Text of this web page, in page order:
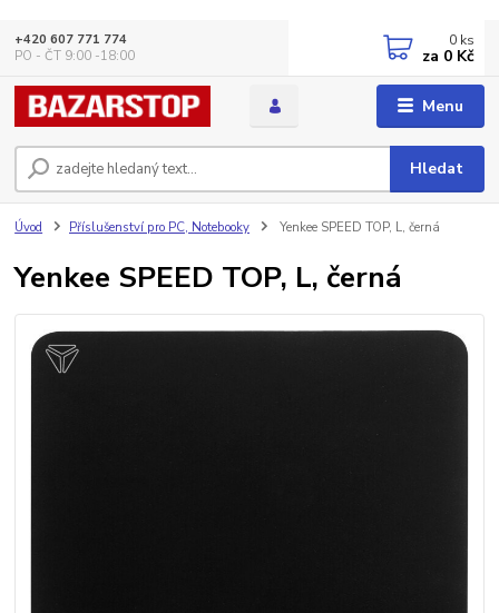
Menu
Hledat
+420 607 771 774
PO - ČT 9:00 -18:00
0 ks
za 0 Kč
Úvod Příslušenství pro PC, Notebooky Yenkee SPEED TOP, L, černá
Yenkee SPEED TOP, L, černá